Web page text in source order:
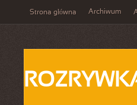
Strona główna Archiwum